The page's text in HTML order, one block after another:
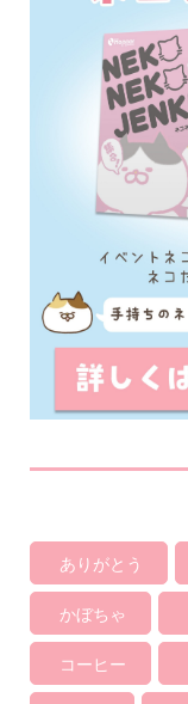
ありがとう
かぼちゃ
コーヒー